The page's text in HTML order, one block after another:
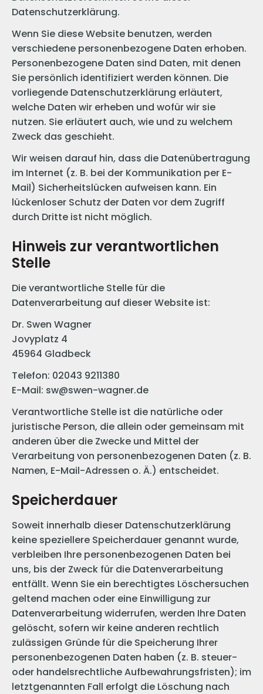
Datenschutzerklärung.
Wenn Sie diese Website benutzen, werden
verschiedene personenbezogene Daten erhoben.
Personenbezogene Daten sind Daten, mit denen
Sie persönlich identifiziert werden können. Die
vorliegende Datenschutzerklärung erläutert,
welche Daten wir erheben und wofür wir sie
nutzen. Sie erläutert auch, wie und zu welchem
Zweck das geschieht.
Wir weisen darauf hin, dass die Datenübertragung
im Internet (z. B. bei der Kommunikation per E-
Mail) Sicherheitslücken aufweisen kann. Ein
lückenloser Schutz der Daten vor dem Zugriff
durch Dritte ist nicht möglich.
Hinweis zur verantwortlichen
Stelle
Die verantwortliche Stelle für die
Datenverarbeitung auf dieser Website ist:
Dr. Swen Wagner
Jovyplatz 4
45964 Gladbeck
Telefon: 02043 9211380
E-Mail: sw@swen-wagner.de
Verantwortliche Stelle ist die natürliche oder
juristische Person, die allein oder gemeinsam mit
anderen über die Zwecke und Mittel der
Verarbeitung von personenbezogenen Daten (z. B.
Namen, E-Mail-Adressen o. Ä.) entscheidet.
Speicherdauer
Soweit innerhalb dieser Datenschutzerklärung
keine speziellere Speicherdauer genannt wurde,
verbleiben Ihre personenbezogenen Daten bei
uns, bis der Zweck für die Datenverarbeitung
entfällt. Wenn Sie ein berechtigtes Löschersuchen
geltend machen oder eine Einwilligung zur
Datenverarbeitung widerrufen, werden Ihre Daten
gelöscht, sofern wir keine anderen rechtlich
zulässigen Gründe für die Speicherung Ihrer
personenbezogenen Daten haben (z. B. steuer-
oder handelsrechtliche Aufbewahrungsfristen); im
letztgenannten Fall erfolgt die Löschung nach